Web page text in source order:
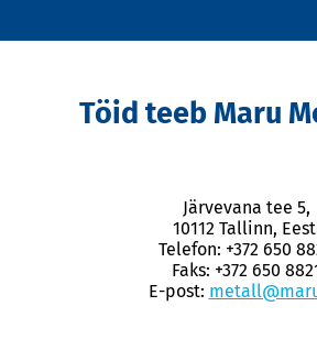
Töid teeb Maru
Järvevana tee 5,
10112 Tallinn,
Telefon: +372 650
Faks: +372 650
E-post: